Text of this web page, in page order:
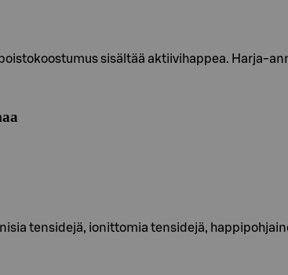
sisältää aktiivihappea. Harja-
tensidejä, ionittomia tensidejä,